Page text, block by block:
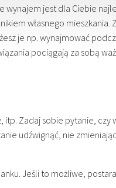
wynajem jest dla Ciebie
własnego mieszkania.
je np. wynajmować
pociągają za sobą
Zadaj sobie pytanie, czy
udźwignąć, nie
Jeśli to możliwe,